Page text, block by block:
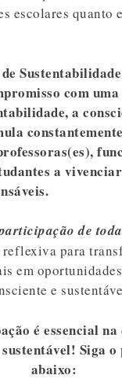
escolares quanto
com uma
a
a
de
para
em
e
é essencial na
Siga o
abaixo: